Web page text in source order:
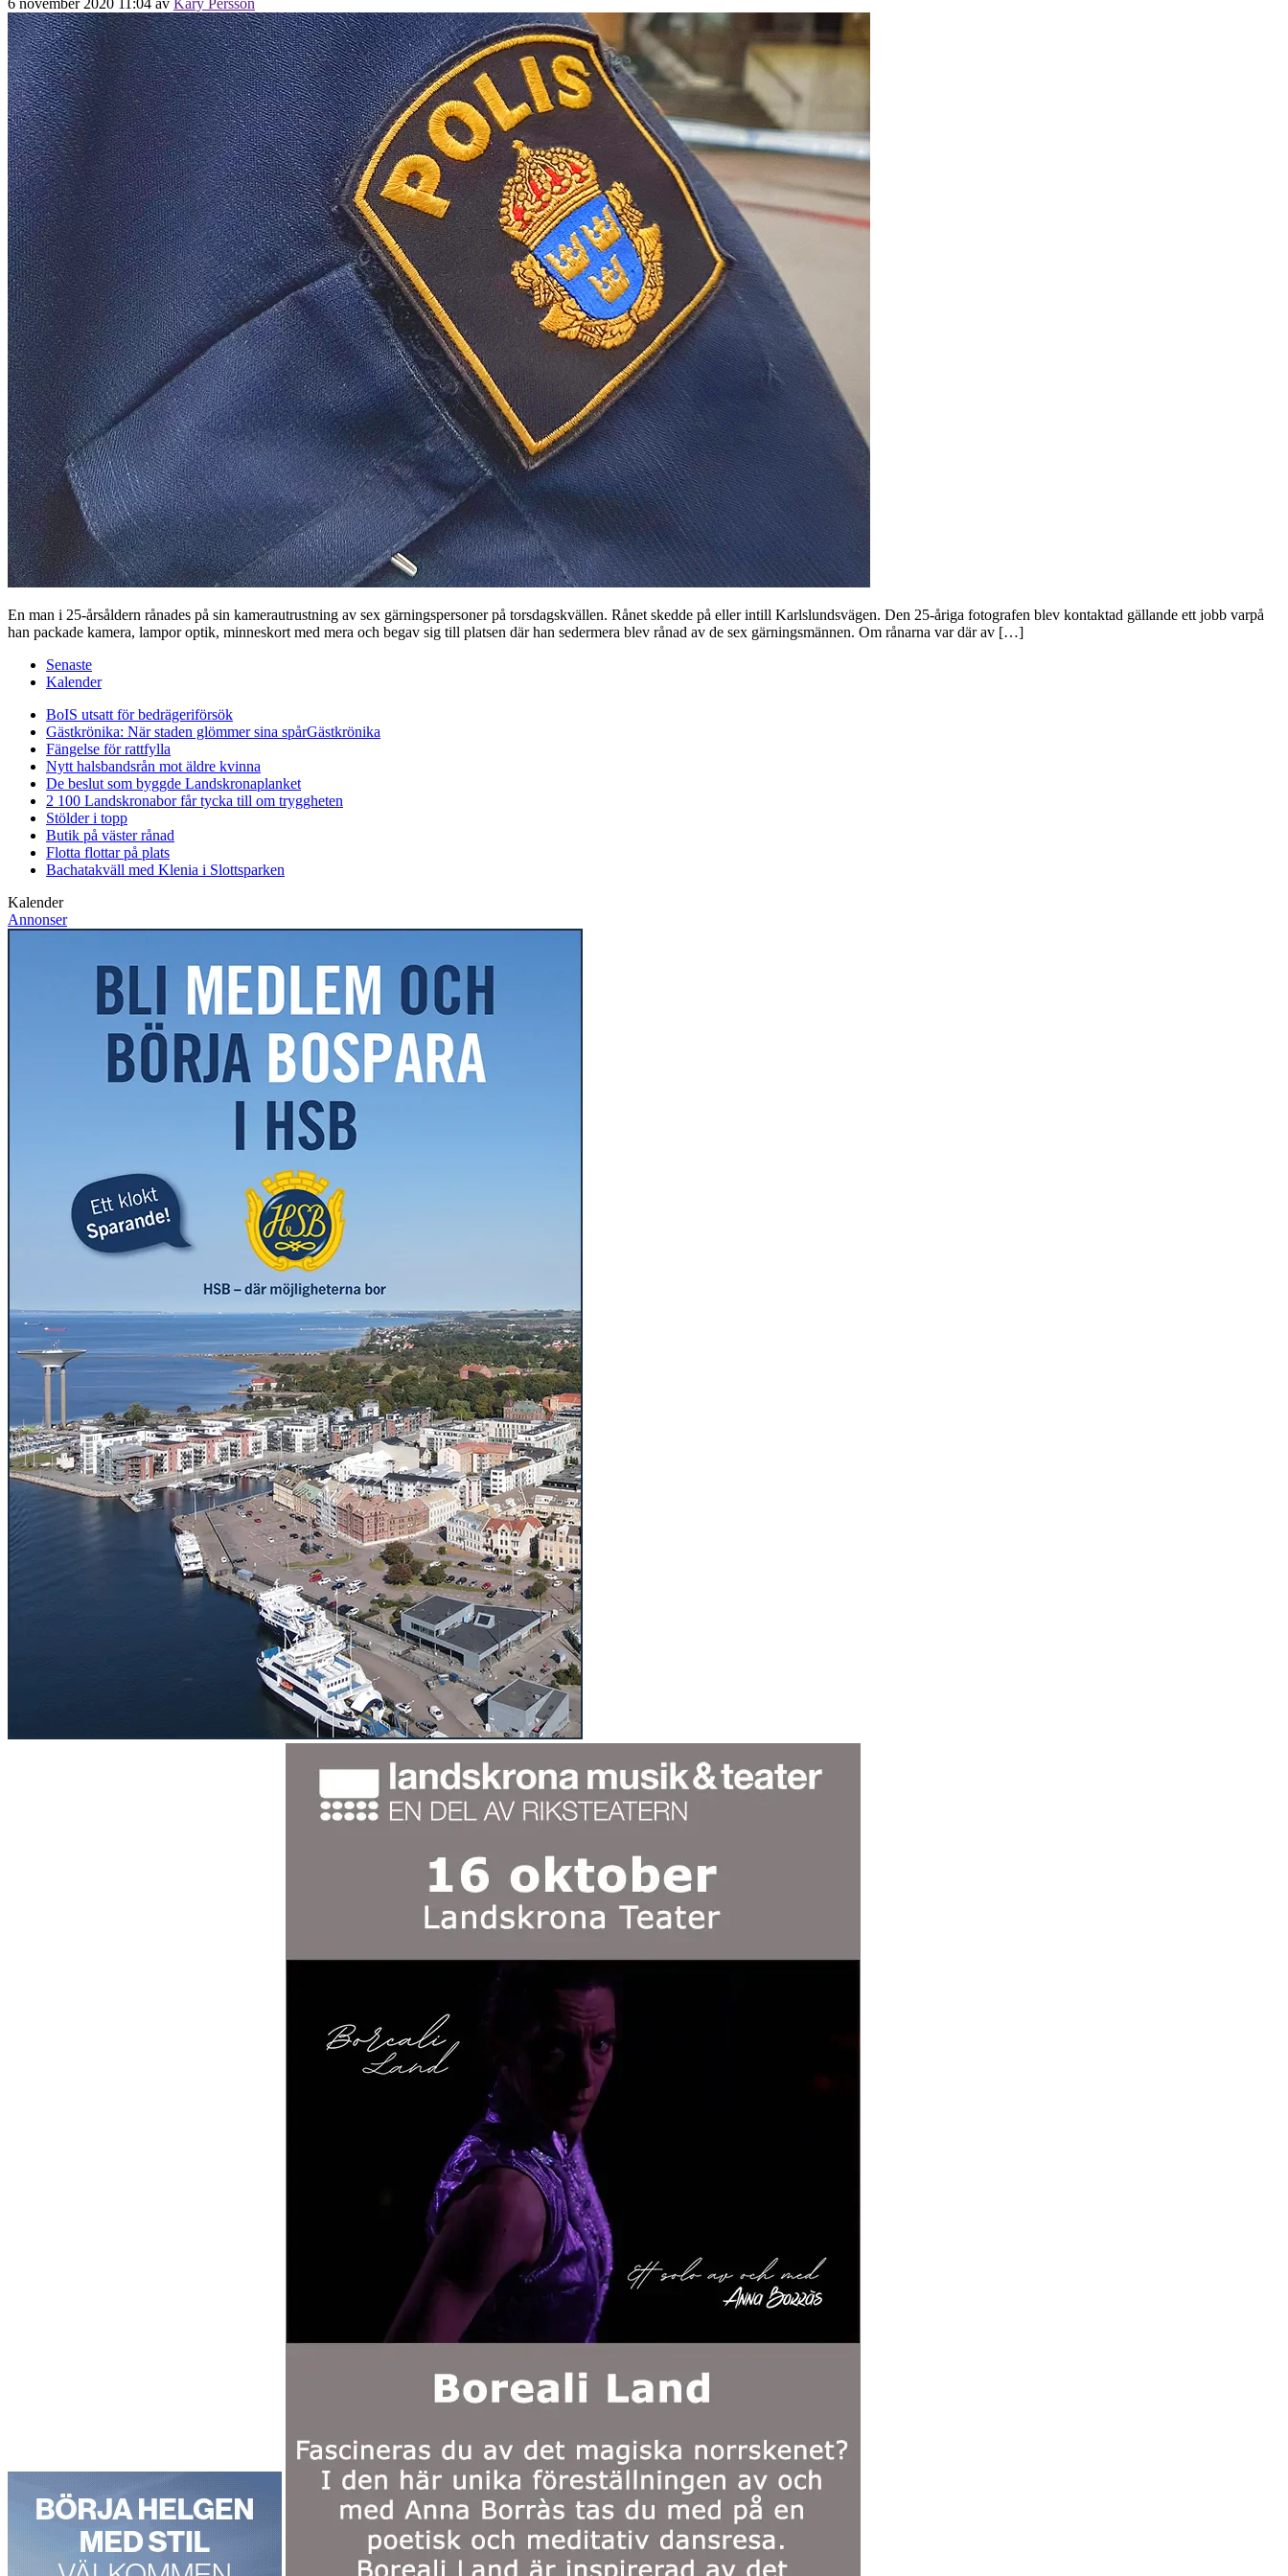
En man i 25-årsåldern rånades på sin kamerautrustning av sex gärningspersoner på torsdagskvällen. Rånet skedde på eller intill Karlslundsvägen. Den 25-åriga fotografen blev kontaktad gällande ett jobb varpå
han packade kamera, lampor optik, minneskort med mera och begav sig till platsen där han sedermera blev rånad av de sex gärningsmännen. Om rånarna var där av […]
Senaste
Kalender
BoIS utsatt för bedrägeriförsök
Gästkrönika: När staden glömmer sina spårGästkrönika
Fängelse för rattfylla
Nytt halsbandsrån mot äldre kvinna
De beslut som byggde Landskronaplanket
2 100 Landskronabor får tycka till om tryggheten
Stölder i topp
Butik på väster rånad
Flotta flottar på plats
Bachatakväll med Klenia i Slottsparken
Kalender
Annonser